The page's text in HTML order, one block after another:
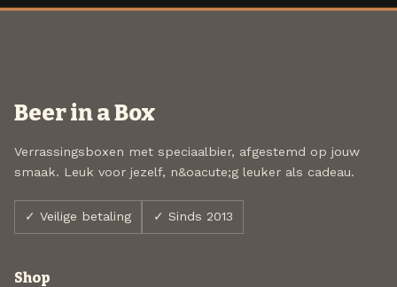
Beer in a Box
Verrassingsboxen met speciaalbier, afgestemd op jouw
smaak. Leuk voor jezelf, n&oacute;g leuker als cadeau.
✓ Veilige betaling ✓ Sinds 2013
Shop